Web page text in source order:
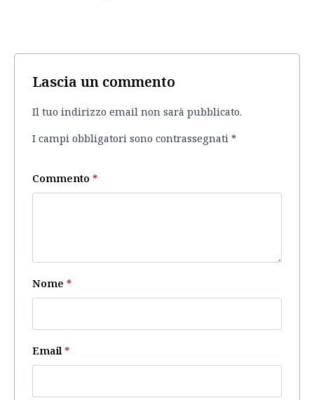
Lascia un commento
Il tuo indirizzo email non sarà pubblicato.
I campi obbligatori sono contrassegnati *
Commento *
Nome *
Email *